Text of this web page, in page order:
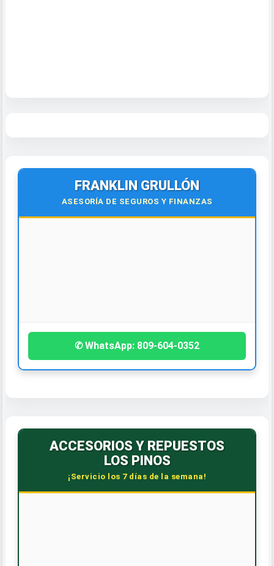
FRANKLIN GRULLÓN
ASESORÍA DE SEGUROS Y FINANZAS
✆ WhatsApp: 809-604-0352
ACCESORIOS Y REPUESTOS
LOS PINOS
¡Servicio los 7 días de la semana!